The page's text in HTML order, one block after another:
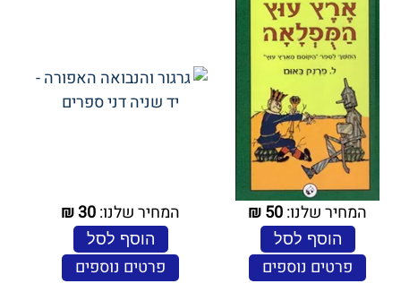
המחיר שלנו:50
₪
הוסף לסל
פרטים נוספים
המחיר שלנו:30
₪
הוסף לסל
פרטים נוספים